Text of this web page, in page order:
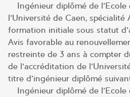
– Ingénieur diplômé de
l’Université de Caen,
formation initiale sous statut
Avis favorable au
restreinte de 3 ans à compter
de l’accréditation de
titre d’ingénieur diplômé
– Ingénieur diplômé de